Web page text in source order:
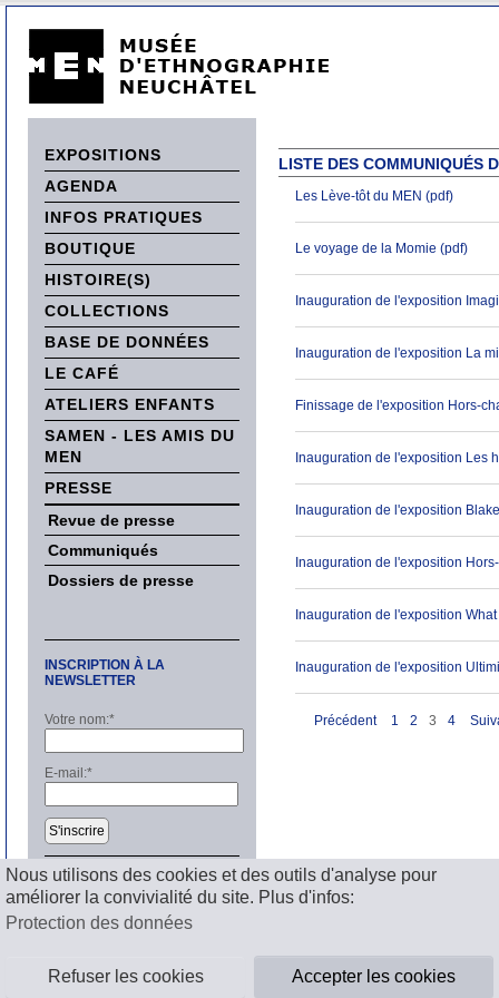
Nous utilisons des cookies et des outils d'analyse pour
améliorer la convivialité du site. Plus d'infos:
Protection des données
Refuser les cookies Accepter les cookies
EXPOSITIONS
AGENDA
INFOS PRATIQUES
BOUTIQUE
HISTOIRE(S)
COLLECTIONS
BASE DE DONNÉES
LE CAFÉ
ATELIERS ENFANTS
SAMEN - LES AMIS DU
MEN
PRESSE
Revue de presse
Communiqués
Dossiers de presse
INSCRIPTION À LA
NEWSLETTER
Votre nom:*
E-mail:*
S'inscrire
LISTE DES COMMUNIQUÉS
Les Lève-tôt du MEN (pdf)
Le voyage de la Momie (pdf)
Inauguration de l'exposition
Inauguration de l'exposition La
Finissage de l'exposition Hors-
Inauguration de l'exposition Les
Inauguration de l'exposition
Inauguration de l'exposition
Inauguration de l'exposition
Inauguration de l'exposition
Précédent 1 2 3 4